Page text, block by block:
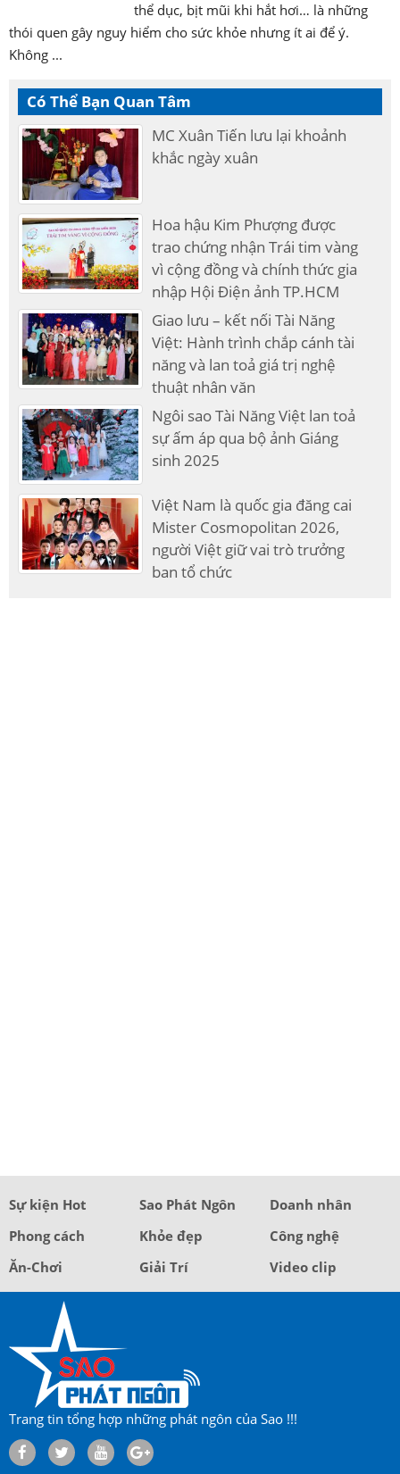
thể dục, bịt mũi khi hắt hơi… là những
thói quen gây nguy hiểm cho sức khỏe nhưng ít ai để ý.
Không ...
Có Thể Bạn Quan Tâm
MC Xuân Tiến lưu lại khoảnh
khắc ngày xuân
Hoa hậu Kim Phượng được
trao chứng nhận Trái tim vàng
vì cộng đồng và chính thức gia
nhập Hội Điện ảnh TP.HCM
Giao lưu – kết nối Tài Năng
Việt: Hành trình chắp cánh tài
năng và lan toả giá trị nghệ
thuật nhân văn
Ngôi sao Tài Năng Việt lan toả
sự ấm áp qua bộ ảnh Giáng
sinh 2025
Việt Nam là quốc gia đăng cai
Mister Cosmopolitan 2026,
người Việt giữ vai trò trưởng
ban tổ chức
Sự kiện Hot Sao Phát Ngôn
Doanh nhân
Phong cách
Khỏe đẹp
Công nghệ
Ăn-Chơi
Giải Trí Video clip
Trang tin tổng hợp những phát ngôn của Sao !!!